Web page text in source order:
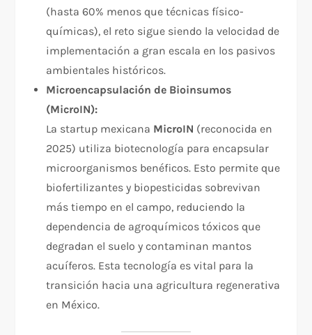
(hasta 60% menos que técnicas físico-
químicas), el reto sigue siendo la velocidad de
implementación a gran escala en los pasivos
ambientales históricos.​
Microencapsulación de Bioinsumos
(MicroIN):
La startup mexicana MicroIN (reconocida en
2025) utiliza biotecnología para encapsular
microorganismos benéficos. Esto permite que
biofertilizantes y biopesticidas sobrevivan
más tiempo en el campo, reduciendo la
dependencia de agroquímicos tóxicos que
degradan el suelo y contaminan mantos
acuíferos. Esta tecnología es vital para la
transición hacia una agricultura regenerativa
en México.​​